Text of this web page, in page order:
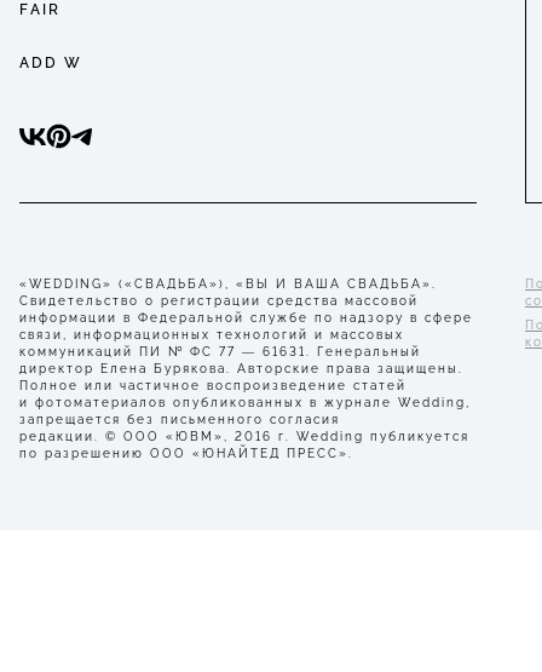
FAIR
ADD W
«WEDDING» («СВАДЬБА»), «ВЫ И ВАША СВАДЬБА».
Свидетельство о регистрации средства массовой
информации в Федеральной службе по надзору в сфере
связи, информационных технологий и массовых
коммуникаций ПИ № ФС 77 — 61631. Генеральный
директор Елена Бурякова. Авторские права защищены.
Полное или частичное воспроизведение статей
и фотоматериалов опубликованных в журнале Wedding,
запрещается без письменного согласия
редакции. © ООО «ЮВМ», 2016 г. Wedding публикуется
по разрешению ООО «ЮНАЙТЕД ПРЕСС».